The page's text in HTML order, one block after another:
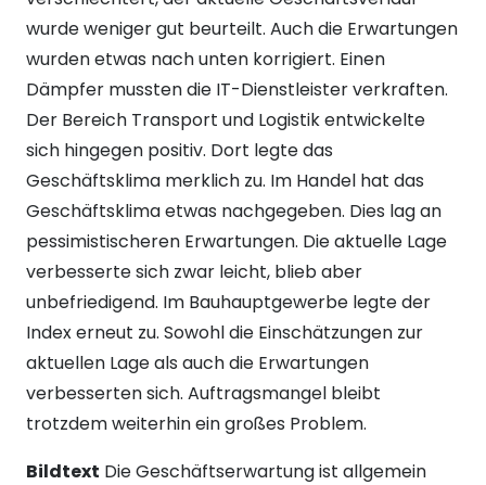
wurde weniger gut beurteilt. Auch die Erwartungen
wurden etwas nach unten korrigiert. Einen
Dämpfer mussten die IT-Dienstleister verkraften.
Der Bereich Transport und Logistik entwickelte
sich hingegen positiv. Dort legte das
Geschäftsklima merklich zu. Im Handel hat das
Geschäftsklima etwas nachgegeben. Dies lag an
pessimistischeren Erwartungen. Die aktuelle Lage
verbesserte sich zwar leicht, blieb aber
unbefriedigend. Im Bauhauptgewerbe legte der
Index erneut zu. Sowohl die Einschätzungen zur
aktuellen Lage als auch die Erwartungen
verbesserten sich. Auftragsmangel bleibt
trotzdem weiterhin ein großes Problem.
Bildtext Die Geschäftserwartung ist allgemein